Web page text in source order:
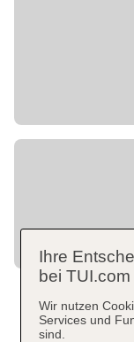
Ihre
bei TUI.com
Wir nutzen
Services und
sind.